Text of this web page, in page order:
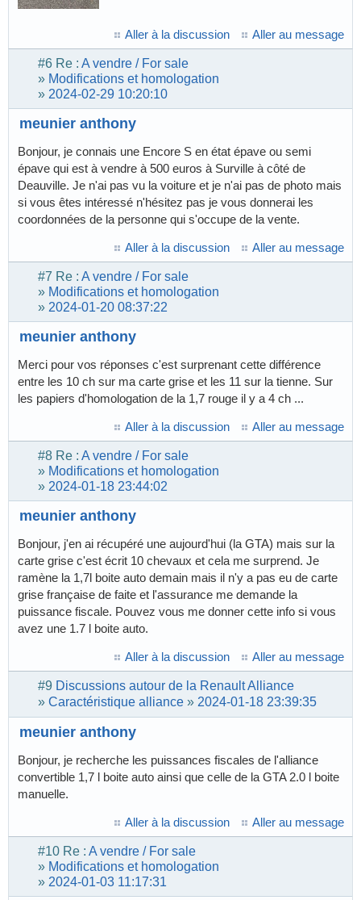
Aller à la discussion Aller au message
#6 Re : A vendre / For sale
» Modifications et homologation
» 2024-02-29 10:20:10
meunier anthony
Bonjour, je connais une Encore S en état épave ou semi
épave qui est à vendre à 500 euros à Surville à côté de
Deauville. Je n'ai pas vu la voiture et je n'ai pas de photo mais
si vous êtes intéressé n'hésitez pas je vous donnerai les
coordonnées de la personne qui s'occupe de la vente.
Aller à la discussion Aller au message
#7 Re : A vendre / For sale
» Modifications et homologation
» 2024-01-20 08:37:22
meunier anthony
Merci pour vos réponses c'est surprenant cette différence
entre les 10 ch sur ma carte grise et les 11 sur la tienne. Sur
les papiers d'homologation de la 1,7 rouge il y a 4 ch ...
Aller à la discussion Aller au message
#8 Re : A vendre / For sale
» Modifications et homologation
» 2024-01-18 23:44:02
meunier anthony
Bonjour, j'en ai récupéré une aujourd'hui (la GTA) mais sur la
carte grise c'est écrit 10 chevaux et cela me surprend. Je
ramène la 1,7l boite auto demain mais il n'y a pas eu de carte
grise française de faite et l'assurance me demande la
puissance fiscale. Pouvez vous me donner cette info si vous
avez une 1.7 l boite auto.
Aller à la discussion Aller au message
#9 Discussions autour de la Renault Alliance
» Caractéristique alliance » 2024-01-18 23:39:35
meunier anthony
Bonjour, je recherche les puissances fiscales de l'alliance
convertible 1,7 l boite auto ainsi que celle de la GTA 2.0 l boite
manuelle.
Aller à la discussion Aller au message
#10 Re : A vendre / For sale
» Modifications et homologation
» 2024-01-03 11:17:31